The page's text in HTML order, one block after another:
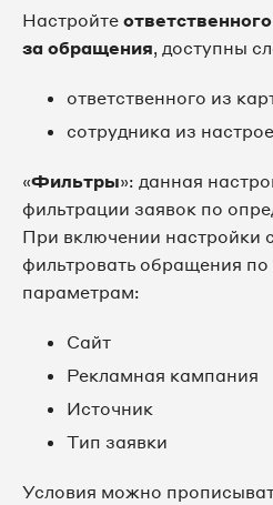
Настройте
за обращения, доступны
ответственного из
сотрудника из
«Фильтры»: данная
фильтрации заявок по
При включении настройки
фильтровать обращения
параметрам:
Сайт
Рекламная кампания
Источник
Тип заявки
Условия можно